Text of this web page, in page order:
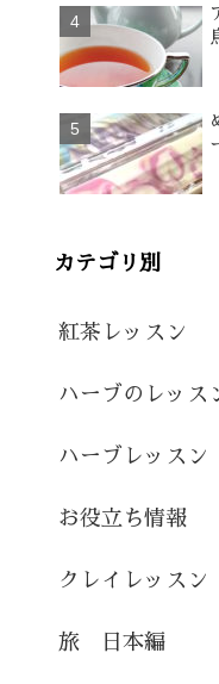
カテゴリ別
紅茶レッスン
ハーブのレッス
ハーブレッスン
お役立ち情報
クレイレッスン
旅 日本編